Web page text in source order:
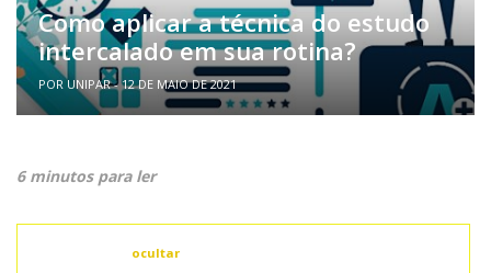
Como aplicar a técnica do estudo
intercalado em sua rotina?
POR UNIPAR - 12 DE MAIO DE 2021
6 minutos para ler
ocultar